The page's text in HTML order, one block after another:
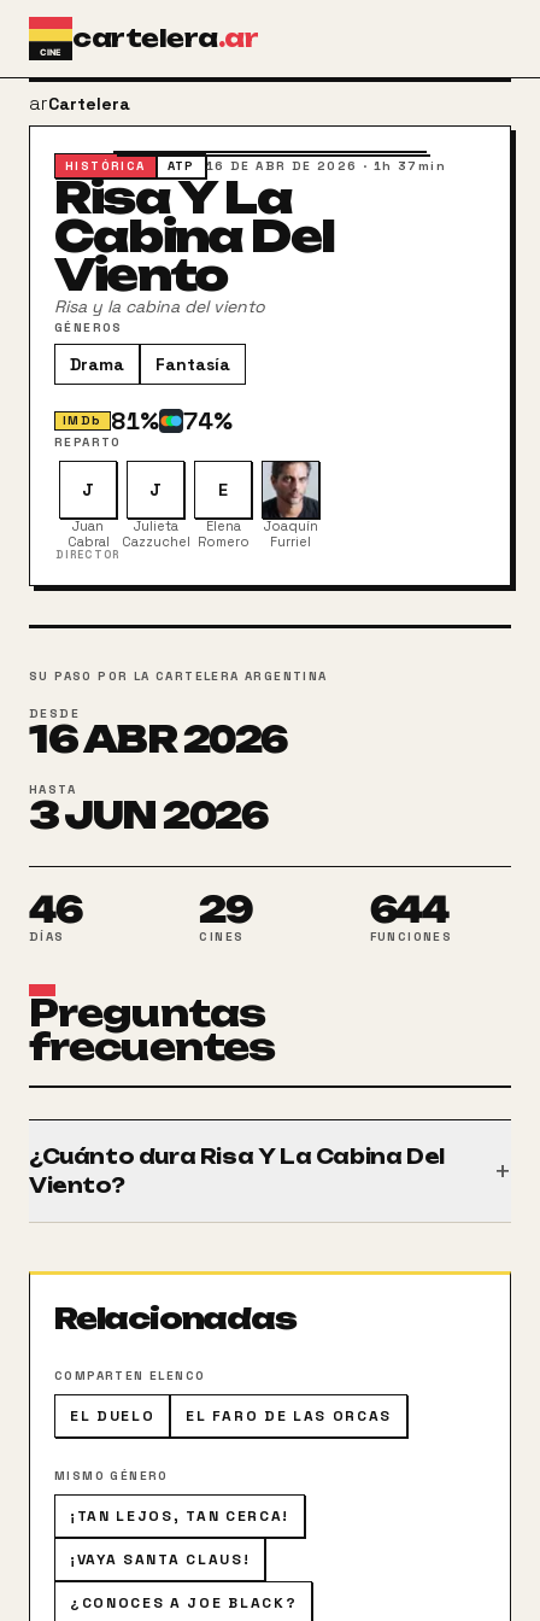
Ir al contenido principal
cartelera.ar
arrow_back
Cartelera
HISTÓRICA ATP 16 DE ABR DE 2026 · 1h 37min
Risa Y La
Cabina Del
Viento
Risa y la cabina del viento
GÉNEROS
Drama Fantasía
IMDb 81% 74%
REPARTO
J
Juan
Cabral
DIRECTOR
J
Julieta
Cazzuchelli
E
Elena
Romero
Joaquín
Furriel
SU PASO POR LA CARTELERA ARGENTINA
DESDE
16ABR2026
HASTA
3JUN2026
46
DÍAS
29
CINES
644
FUNCIONES
Preguntas
frecuentes
¿Cuánto dura Risa Y La Cabina Del
Viento?
+
Relacionadas
COMPARTEN ELENCO
EL DUELO EL FARO DE LAS ORCAS
MISMO GÉNERO
¡TAN LEJOS, TAN CERCA!
¡VAYA SANTA CLAUS!
¿CONOCES A JOE BLACK?